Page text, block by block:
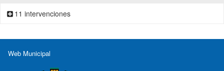
11 intervenciones
Web Municipal